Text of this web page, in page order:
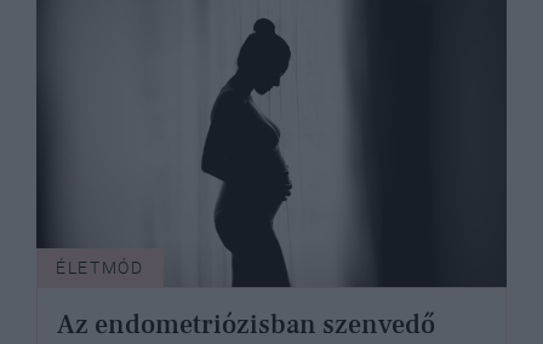
ÉLETMÓD
Az endometriózisban szenvedő